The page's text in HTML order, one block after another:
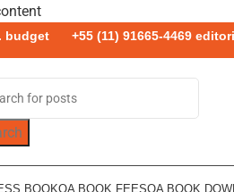
budget +55 (11) 91665-4469
BOOKOA BOOK FEESOA BOOK